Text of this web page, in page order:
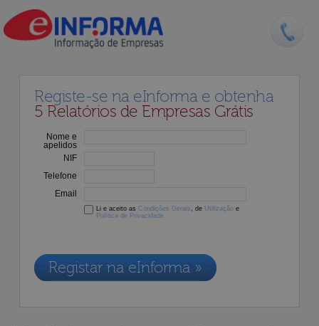
Registe-se na eInforma e obtenha
5 Relatórios de Empresas Grátis
Nome e
apelidos
NIF
Telefone
Email
Li e aceito as Condições Gerais , de Utilização e
Política de Privacidade
Registar na eInforma »